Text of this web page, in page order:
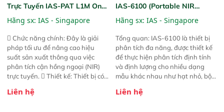
Trực Tuyến IAS-PAT L1M On-
Line NIR
Hãng sx: IAS - Singapore
 Chức năng chính: Đây là giải
pháp tối ưu để nâng cao hiệu
suất sản xuất thông qua việc
phân tích cận hồng ngoại (NIR)
trực tuyến.  Thiết kế: Thiết bị có
hỗ trợ tản nhiệt tăng cường và đã
Liên hệ
IAS-6100 (Portable NIR
Analyzer)
Hãng sx: IAS - Singapore
Tổng quan: IAS-6100 là thiết bị
phân tích đa năng, được thiết kế
để thực hiện phân tích định tính
và định lượng cho nhiều dạng
mẫu khác nhau như hạt nhỏ, bột,
này cho phép bất kỳ ai cũng có
Liên hệ